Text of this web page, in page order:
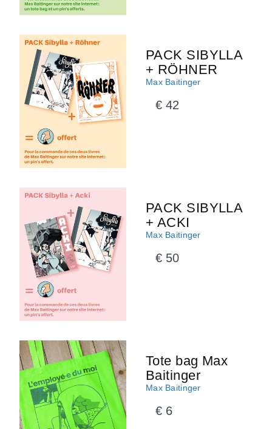
PACK SIBYLLA
+ RÖHNER
Max Baitinger
€ 42
PACK SIBYLLA
+ ACKI
Max Baitinger
€ 50
Tote bag Max
Baitinger
Max Baitinger
€ 6